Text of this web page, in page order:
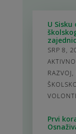
U
SRP 8,
RAZVOJ,
Prvi